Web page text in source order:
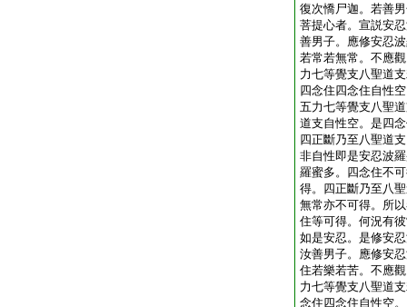
復次憍尸迦。若善
菩提心者。宣説安
善男子。應修安忍
若常若無常。不應
力七等覺支八聖道
四念住四念住自性
五力七等覺支八聖
道支自性空。是四
四正斷乃至八聖道
非自性即是安忍波
羅蜜多。四念住不
得。四正斷乃至八
無常亦不可得。所
住等可得。何況有
如是安忍。是修安
汝善男子。應修安
住若樂若苦。不應
力七等覺支八聖道
念住四念住自性空